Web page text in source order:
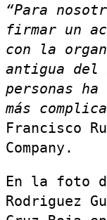
“Para
firmar un
con la
antigua del
personas ha
más
Francisco
Company.
En la foto
Rodriguez